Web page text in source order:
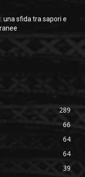
una sfida tra sapori e
289
66
64
64
39